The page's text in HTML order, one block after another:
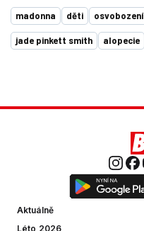
madonna děti osvobození
jade pinkett smith alopecie
Aktuálně
Léto 2026